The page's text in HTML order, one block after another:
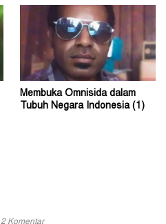
Membuka Omnisida dalam
Tubuh Negara Indonesia (1)
2 Komentar